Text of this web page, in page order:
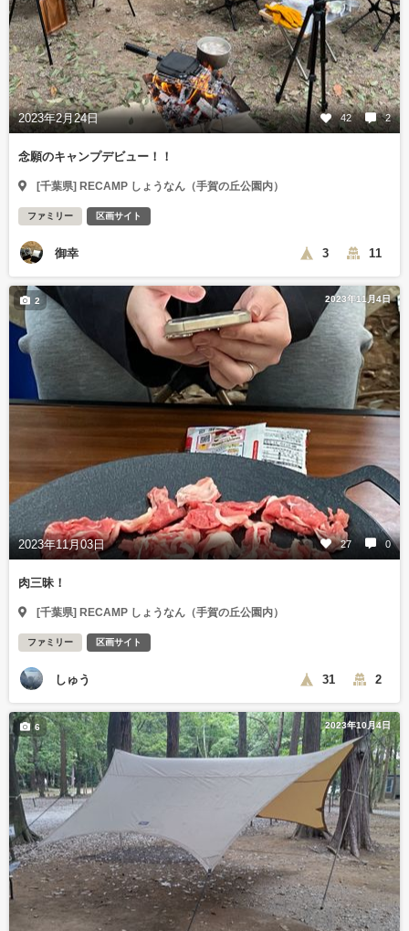
2023年2月24日 42 2
念願のキャンプデビュー！！
[千葉県] RECAMP しょうなん（手賀の丘公園内）
ファミリー 区画サイト
御幸 3 11
2023年11月4日
2023年11月03日 27 0
2
肉三昧！
[千葉県] RECAMP しょうなん（手賀の丘公園内）
ファミリー 区画サイト
しゅう 31 2
2023年10月4日
6